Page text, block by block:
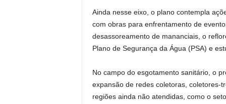
Ainda nesse eixo, o plano contempla
com obras para enfrentamento de
desassoreamento de mananciais, o
Plano de Segurança da Água (PSA) e
No campo do esgotamento sanitário, o
expansão de redes coletoras, coletores-
regiões ainda não atendidas, como o